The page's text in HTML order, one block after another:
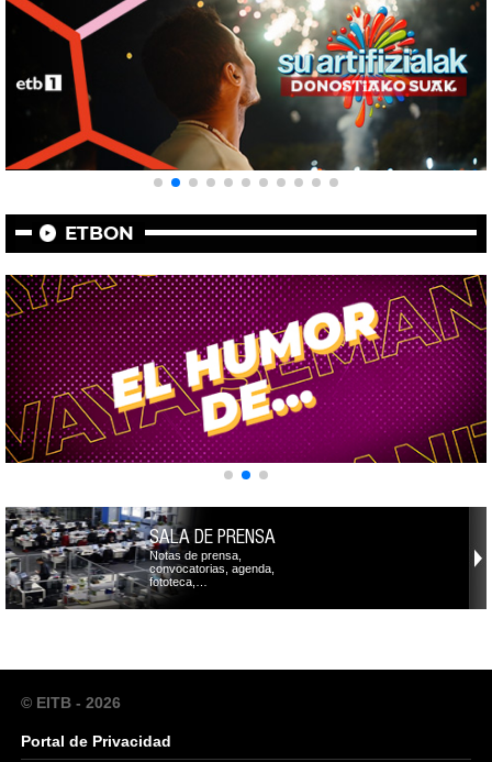
ETBON
SALA DE PRENSA
Notas de prensa,
convocatorias, agenda,
fototeca,…
© EITB - 2026
Portal de Privacidad